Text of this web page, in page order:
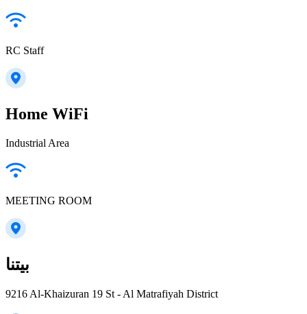
RC Staff
Home WiFi
Industrial Area
MEETING ROOM
بيتنا
9216 Al-Khaizuran 19 St - Al Matrafiyah District